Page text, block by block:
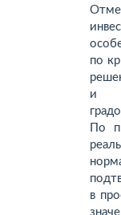
по
и
По
в